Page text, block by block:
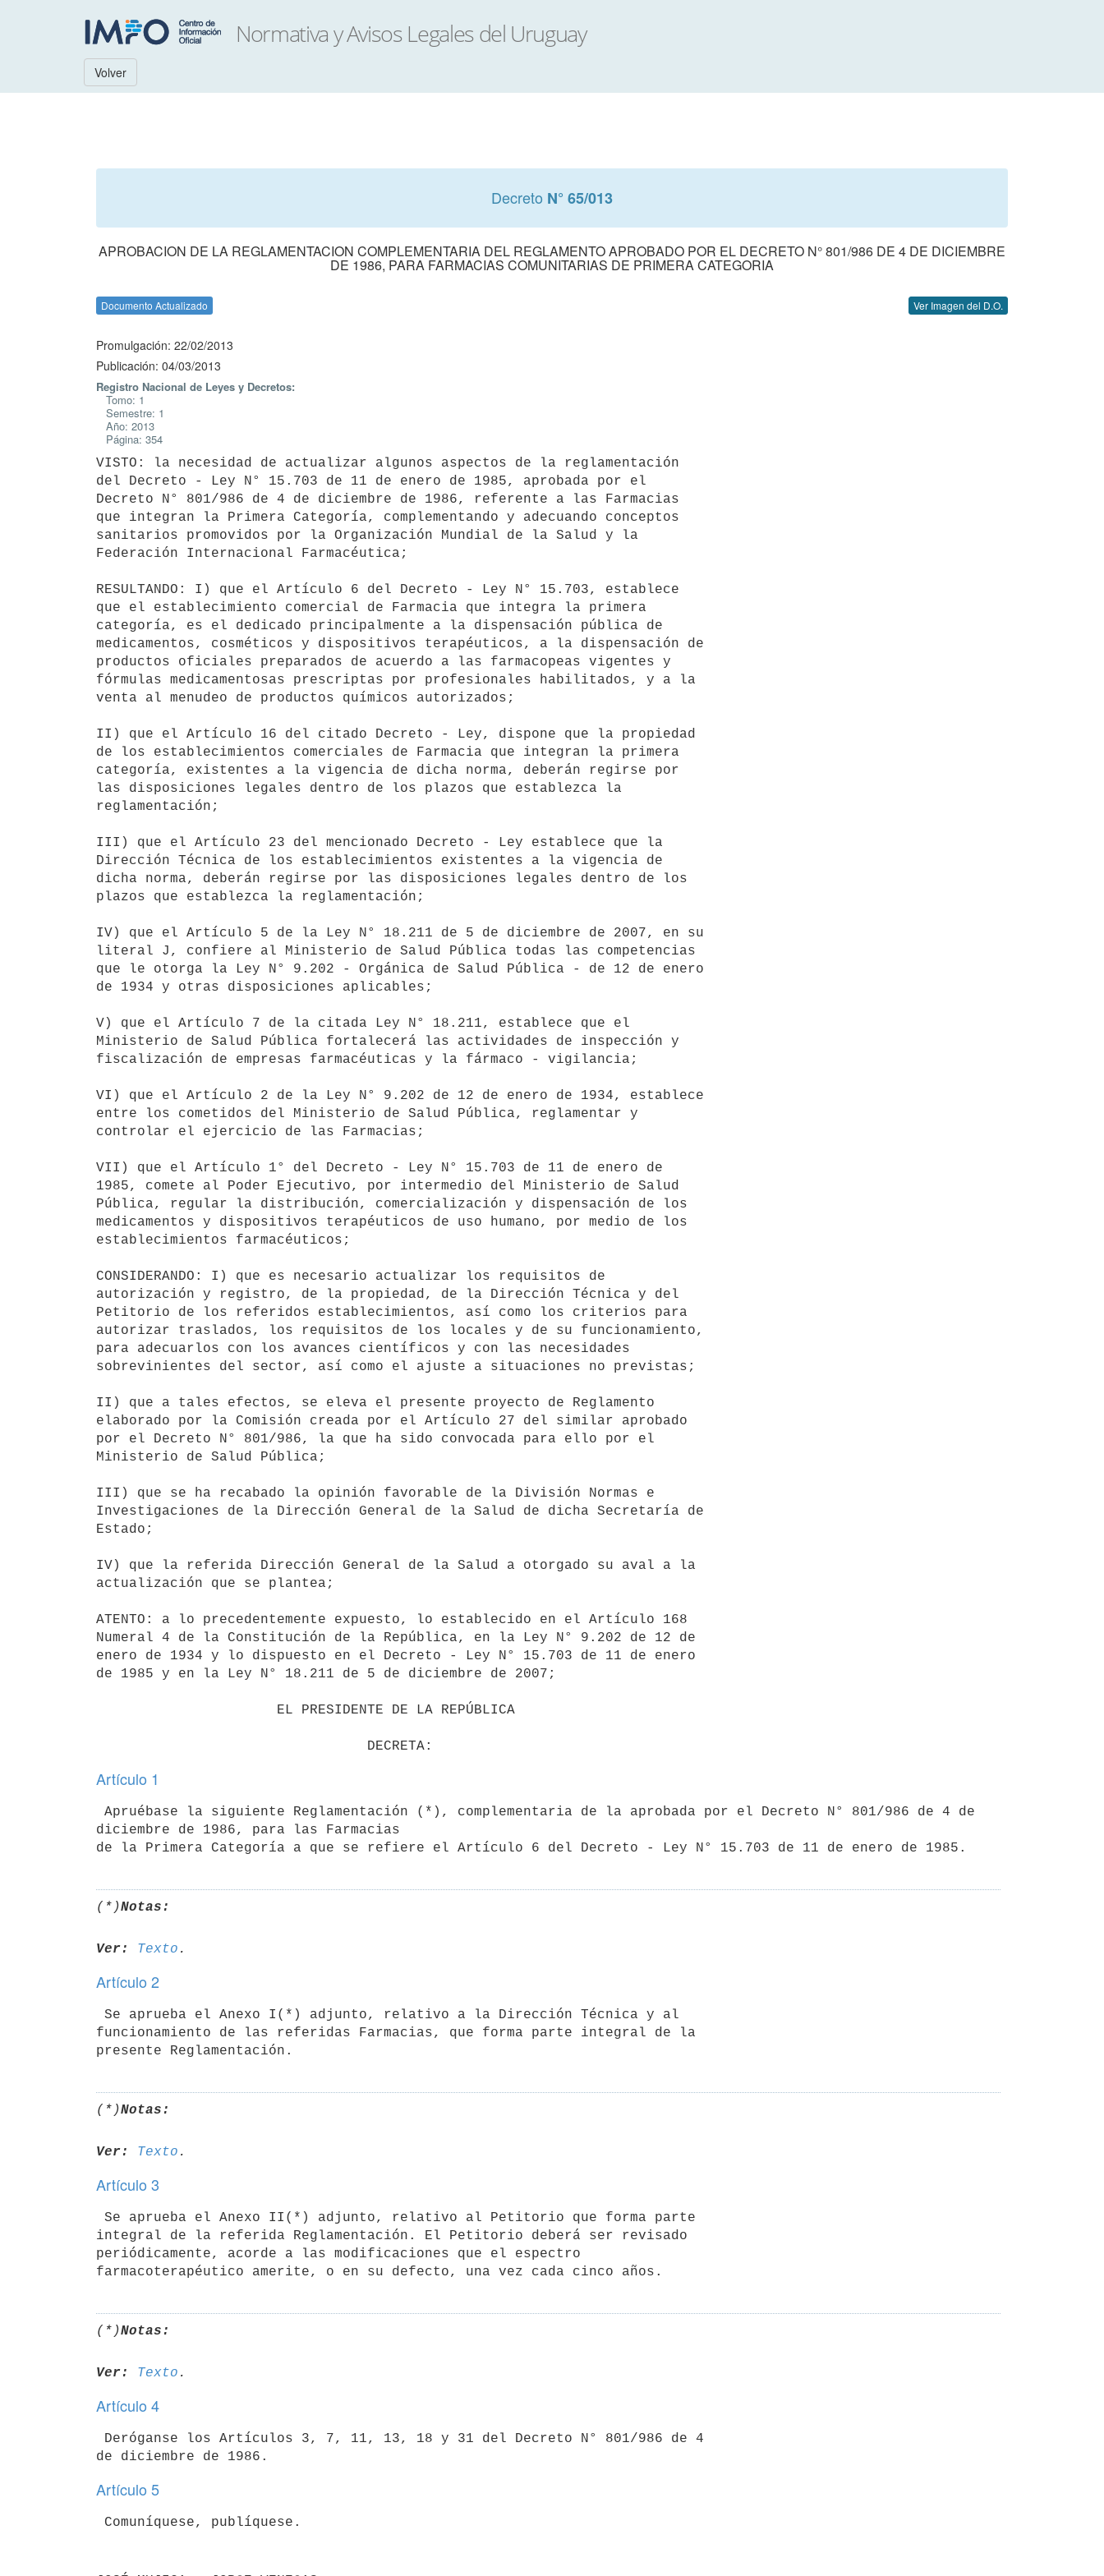
Volver
Decreto N° 65/013
APROBACION DE LA REGLAMENTACION COMPLEMENTARIA DEL REGLAMENTO APROBADO POR EL DECRETO N° 801/986 DE 4 DE DICIEMBRE
DE 1986, PARA FARMACIAS COMUNITARIAS DE PRIMERA CATEGORIA
Documento Actualizado Ver Imagen del D.O.
Promulgación: 22/02/2013
Publicación: 04/03/2013
Registro Nacional de Leyes y Decretos:
Tomo: 1
Semestre: 1
Año: 2013
Página: 354
VISTO: la necesidad de actualizar algunos aspectos de la reglamentación
del Decreto - Ley N° 15.703 de 11 de enero de 1985, aprobada por el
Decreto N° 801/986 de 4 de diciembre de 1986, referente a las Farmacias
que integran la Primera Categoría, complementando y adecuando conceptos
sanitarios promovidos por la Organización Mundial de la Salud y la
Federación Internacional Farmacéutica;
RESULTANDO: I) que el Artículo 6 del Decreto - Ley N° 15.703, establece
que el establecimiento comercial de Farmacia que integra la primera
categoría, es el dedicado principalmente a la dispensación pública de
medicamentos, cosméticos y dispositivos terapéuticos, a la dispensación de
productos oficiales preparados de acuerdo a las farmacopeas vigentes y
fórmulas medicamentosas prescriptas por profesionales habilitados, y a la
venta al menudeo de productos químicos autorizados;
II) que el Artículo 16 del citado Decreto - Ley, dispone que la propiedad
de los establecimientos comerciales de Farmacia que integran la primera
categoría, existentes a la vigencia de dicha norma, deberán regirse por
las disposiciones legales dentro de los plazos que establezca la
reglamentación;
III) que el Artículo 23 del mencionado Decreto - Ley establece que la
Dirección Técnica de los establecimientos existentes a la vigencia de
dicha norma, deberán regirse por las disposiciones legales dentro de los
plazos que establezca la reglamentación;
IV) que el Artículo 5 de la Ley N° 18.211 de 5 de diciembre de 2007, en su
literal J, confiere al Ministerio de Salud Pública todas las competencias
que le otorga la Ley N° 9.202 - Orgánica de Salud Pública - de 12 de enero
de 1934 y otras disposiciones aplicables;
V) que el Artículo 7 de la citada Ley N° 18.211, establece que el
Ministerio de Salud Pública fortalecerá las actividades de inspección y
fiscalización de empresas farmacéuticas y la fármaco - vigilancia;
VI) que el Artículo 2 de la Ley N° 9.202 de 12 de enero de 1934, establece
entre los cometidos del Ministerio de Salud Pública, reglamentar y
controlar el ejercicio de las Farmacias;
VII) que el Artículo 1° del Decreto - Ley N° 15.703 de 11 de enero de
1985, comete al Poder Ejecutivo, por intermedio del Ministerio de Salud
Pública, regular la distribución, comercialización y dispensación de los
medicamentos y dispositivos terapéuticos de uso humano, por medio de los
establecimientos farmacéuticos;
CONSIDERANDO: I) que es necesario actualizar los requisitos de
autorización y registro, de la propiedad, de la Dirección Técnica y del
Petitorio de los referidos establecimientos, así como los criterios para
autorizar traslados, los requisitos de los locales y de su funcionamiento,
para adecuarlos con los avances científicos y con las necesidades
sobrevinientes del sector, así como el ajuste a situaciones no previstas;
II) que a tales efectos, se eleva el presente proyecto de Reglamento
elaborado por la Comisión creada por el Artículo 27 del similar aprobado
por el Decreto N° 801/986, la que ha sido convocada para ello por el
Ministerio de Salud Pública;
III) que se ha recabado la opinión favorable de la División Normas e
Investigaciones de la Dirección General de la Salud de dicha Secretaría de
Estado;
IV) que la referida Dirección General de la Salud a otorgado su aval a la
actualización que se plantea;
ATENTO: a lo precedentemente expuesto, lo establecido en el Artículo 168
Numeral 4 de la Constitución de la República, en la Ley N° 9.202 de 12 de
enero de 1934 y lo dispuesto en el Decreto - Ley N° 15.703 de 11 de enero
de 1985 y en la Ley N° 18.211 de 5 de diciembre de 2007;
Artículo 1
diciembre de 1986, para las Farmacias
de la Primera Categoría a que se refiere el Artículo 6 del Decreto - Ley N° 15.703 de 11 de enero de 1985.
(*)Notas:
Ver: Texto
Artículo 2
funcionamiento de las referidas Farmacias, que forma parte integral de la
(*)Notas:
Ver: Texto
Artículo 3
integral de la referida Reglamentación. El Petitorio deberá ser revisado
periódicamente, acorde a las modificaciones que el espectro
(*)Notas:
Ver: Texto
Artículo 4
Artículo 5